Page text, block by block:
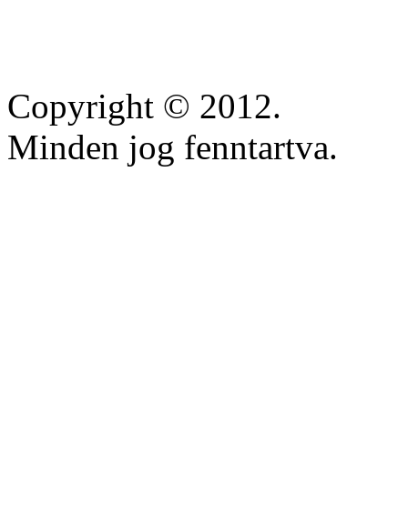
Copyright © 2012.
Minden jog fenntartva.